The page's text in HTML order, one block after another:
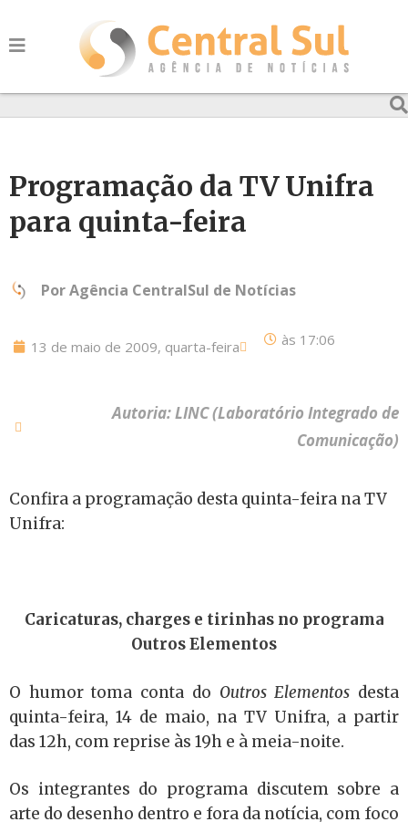
Programação da TV Unifra
para quinta-feira
PorAgência CentralSul de Notícias
13 de maio de 2009, quarta-feira às 17:06
Autoria: LINC (Laboratório Integrado de
Comunicação)
Confira a programação desta quinta-feira na TV
Unifra:
Caricaturas, charges e tirinhas no programa
Outros Elementos
O humor toma conta do Outros Elementos desta
quinta-feira, 14 de maio, na TV Unifra, a partir
das 12h, com reprise às 19h e à meia-noite.
Os integrantes do programa discutem sobre a
arte do desenho dentro e fora da notícia, com foco